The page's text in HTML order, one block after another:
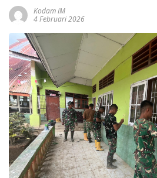
Kodam IM
4 Februari 2026